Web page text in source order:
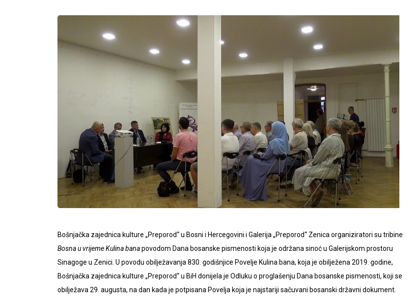
Bošnjačka zajednica kulture „Preporod“ u Bosni i Hercegovini i Galerija „Preporod“ Zenica organiziratori su tribine
Bosna u vrijeme Kulina banapovodom Dana bosanske pismenosti koja je održana sinoć u Galerijskom prostoru
Sinagoge u Zenici. U povodu obilježavanja 830. godišnjice Povelje Kulina bana, koja je obilježena 2019. godine,
Bošnjačka zajednica kulture „Preporod“ u BiH donijela je Odluku o proglašenju Dana bosanske pismenosti, koji se
obilježava 29. augusta, na dan kada je potpisana Povelja koja je najstariji sačuvani bosanski državni dokument.